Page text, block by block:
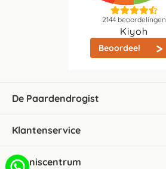
2144beoordelingen
Kiyoh
Beoordeel
De Paardendrogist
Klantenservice
Kenniscentrum